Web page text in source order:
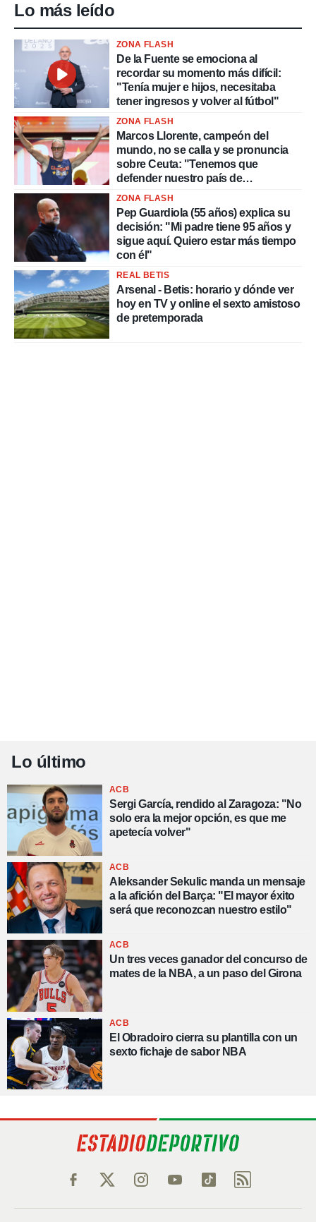
Lo más leído
ZONA FLASH
De la Fuente se emociona al
recordar su momento más difícil:
"Tenía mujer e hijos, necesitaba
tener ingresos y volver al fútbol"
ZONA FLASH
Marcos Llorente, campeón del
mundo, no se calla y se pronuncia
sobre Ceuta: "Tenemos que
defender nuestro país de
delincuentes"
ZONA FLASH
Pep Guardiola (55 años) explica su
decisión: "Mi padre tiene 95 años y
sigue aquí. Quiero estar más tiempo
con él"
REAL BETIS
Arsenal - Betis: horario y dónde ver
hoy en TV y online el sexto amistoso
de pretemporada
Lo último
ACB
Sergi García, rendido al Zaragoza: "No
solo era la mejor opción, es que me
apetecía volver"
ACB
Aleksander Sekulic manda un mensaje
a la afición del Barça: "El mayor éxito
será que reconozcan nuestro estilo"
ACB
Un tres veces ganador del concurso de
mates de la NBA, a un paso del Girona
ACB
El Obradoiro cierra su plantilla con un
sexto fichaje de sabor NBA